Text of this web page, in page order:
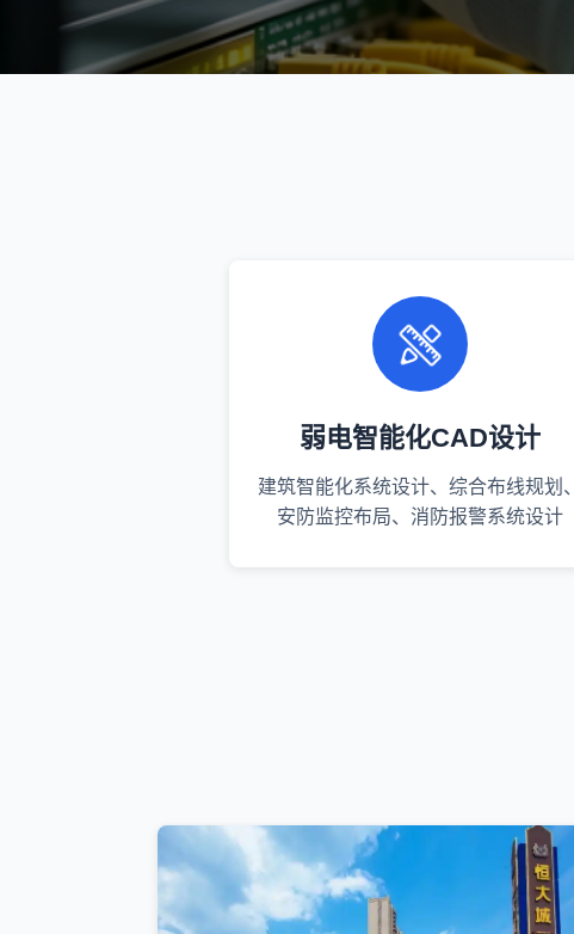
弱电智能化CAD设计
建筑智能化系统设计、综合布线规划、
安防监控布局、消防报警系统设计